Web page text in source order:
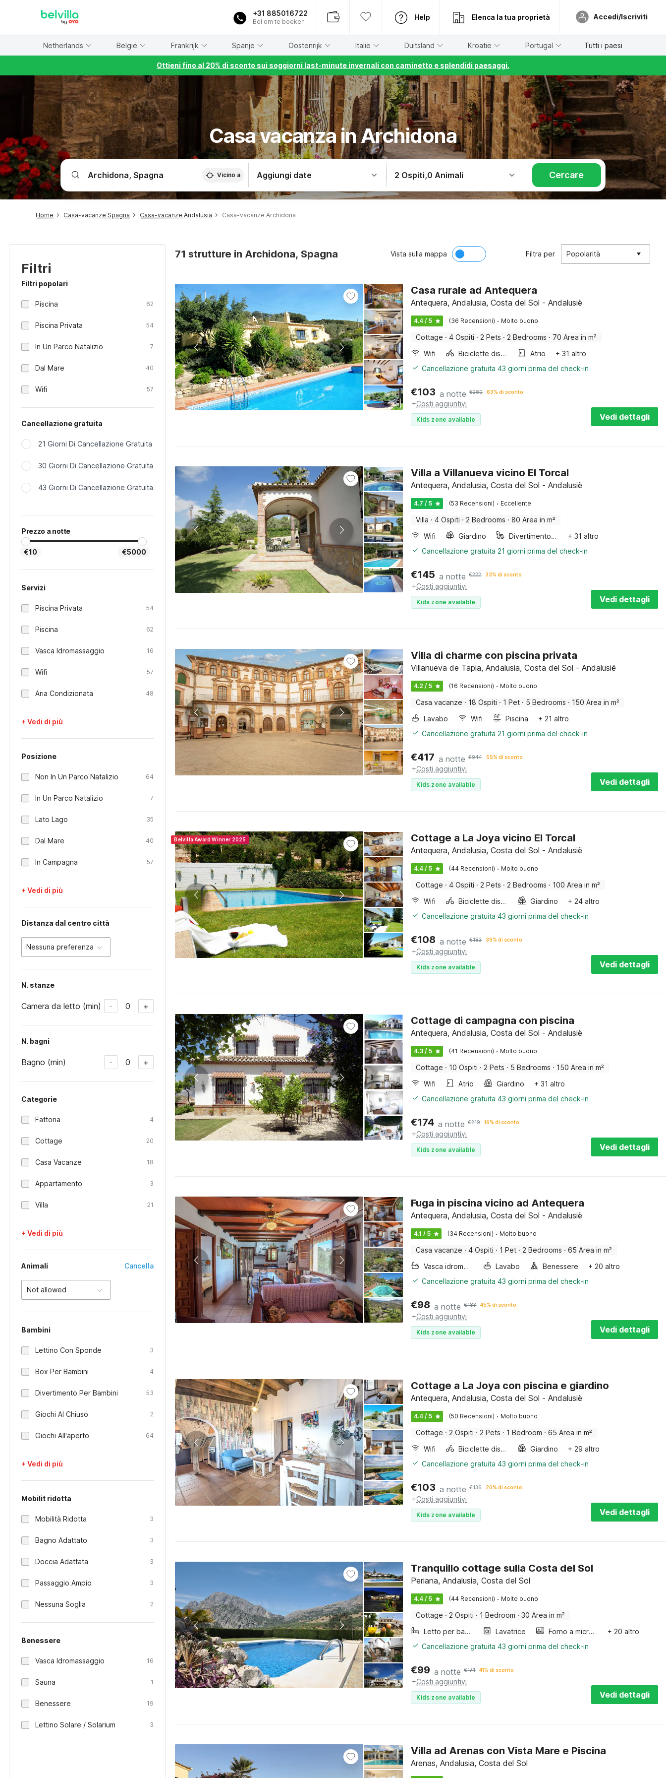
+31 885016722
Bel om te boeken
Help Elenca la tua proprietà Accedi/Iscriviti
Netherlands België Frankrijk Spanje Oostenrijk Italië Duitsland Kroatië Portugal Tutti i paesi
Ottieni fino al 20% di sconto sui soggiorni last-minute invernali con caminetto e splendidi paesaggi.
Casa vacanza in Archidona
Vicino a Aggiungi date 2 Ospiti,0 Animali Cercare
Home Casa-vacanze Spagna Casa-vacanze Andalusia Casa-vacanze Archidona
Filtri
Filtri popolari
Piscina 62
Piscina Privata 54
In Un Parco Natalizio 7
Dal Mare 40
Wifi 57
Cancellazione gratuita
21 Giorni Di Cancellazione Gratuita
30 Giorni Di Cancellazione Gratuita
43 Giorni Di Cancellazione Gratuita
Prezzo a notte
€10 €5000
Servizi
Piscina Privata 54
Piscina 62
Vasca Idromassaggio 16
Wifi 57
Aria Condizionata 48
+ Vedi di più
Posizione
Non In Un Parco Natalizio 64
In Un Parco Natalizio 7
Lato Lago 35
Dal Mare 40
In Campagna 57
+ Vedi di più
Distanza dal centro città
Nessuna preferenza
N. stanze
Camera da letto (min) - 0 +
N. bagni
Bagno (min) - 0 +
Categorie
Fattoria 4
Cottage 20
Casa Vacanze 18
Appartamento 3
Villa 21
+ Vedi di più
Animali Cancella
Not allowed
Bambini
Lettino Con Sponde 3
Box Per Bambini 4
Divertimento Per Bambini 53
Giochi Al Chiuso 2
Giochi All'aperto 64
+ Vedi di più
Mobilit ridotta
Mobilità Ridotta 3
Bagno Adattato 3
Doccia Adattata 3
Passaggio Ampio 3
Nessuna Soglia 2
Benessere
Vasca Idromassaggio 16
Sauna 1
Benessere 19
Lettino Solare / Solarium 3
71 strutture in Archidona, Spagna Vista sulla mappa Filtra per Popolarità
Casa rurale ad Antequera
Antequera, Andalusia, Costa del Sol - Andalusië
4.4 / 5 (36 Recensioni) · Molto buono
Cottage · 4 Ospiti · 2 Pets · 2 Bedrooms · 70 Area in m²
Wifi
Biciclette disponibili Atrio
+ 31 altro
Cancellazione gratuita 43 giorni prima del check-in
€103 a notte €280 63% di sconto
+Costi aggiuntivi
Kids zone available Vedi dettagli
Villa a Villanueva vicino El Torcal
Antequera, Andalusia, Costa del Sol - Andalusië
4.7 / 5 (53 Recensioni) · Eccellente
Villa · 4 Ospiti · 2 Bedrooms · 80 Area in m²
Wifi
Giardino Divertimento per bambini
+ 31 altro
Cancellazione gratuita 21 giorni prima del check-in
€145 a notte €222 33% di sconto
+Costi aggiuntivi
Kids zone available Vedi dettagli
Villa di charme con piscina privata
Villanueva de Tapia, Andalusia, Costa del Sol - Andalusië
4.2 / 5 (16 Recensioni) · Molto buono
Casa vacanze · 18 Ospiti · 1 Pet · 5 Bedrooms · 150 Area in m²
Lavabo
Wifi Piscina
+ 21 altro
Cancellazione gratuita 21 giorni prima del check-in
€417 a notte €944 55% di sconto
+Costi aggiuntivi
Kids zone available Vedi dettagli
Belvilla Award Winner 2025 Cottage a La Joya vicino El Torcal
Antequera, Andalusia, Costa del Sol - Andalusië
4.4 / 5 (44 Recensioni) · Molto buono
Cottage · 4 Ospiti · 2 Pets · 2 Bedrooms · 100 Area in m²
Wifi
Biciclette disponibili Giardino
+ 24 altro
Cancellazione gratuita 43 giorni prima del check-in
€108 a notte €183 39% di sconto
+Costi aggiuntivi
Kids zone available Vedi dettagli
Cottage di campagna con piscina
Antequera, Andalusia, Costa del Sol - Andalusië
4.3 / 5 (41 Recensioni) · Molto buono
Cottage · 10 Ospiti · 2 Pets · 5 Bedrooms · 150 Area in m²
Wifi
Atrio Giardino
+ 31 altro
Cancellazione gratuita 43 giorni prima del check-in
€174 a notte €219 16% di sconto
+Costi aggiuntivi
Kids zone available Vedi dettagli
Fuga in piscina vicino ad Antequera
Antequera, Andalusia, Costa del Sol - Andalusië
4.1 / 5 (34 Recensioni) · Molto buono
Casa vacanze · 4 Ospiti · 1 Pet · 2 Bedrooms · 65 Area in m²
Vasca idromassaggio
Lavabo Benessere
+ 20 altro
Cancellazione gratuita 43 giorni prima del check-in
€98 a notte €183 45% di sconto
+Costi aggiuntivi
Kids zone available Vedi dettagli
Cottage a La Joya con piscina e giardino
Antequera, Andalusia, Costa del Sol - Andalusië
4.4 / 5 (50 Recensioni) · Molto buono
Cottage · 2 Ospiti · 2 Pets · 1 Bedroom · 65 Area in m²
Wifi
Biciclette disponibili Giardino
+ 29 altro
Cancellazione gratuita 43 giorni prima del check-in
€103 a notte €136 20% di sconto
+Costi aggiuntivi
Kids zone available Vedi dettagli
Tranquillo cottage sulla Costa del Sol
Periana, Andalusia, Costa del Sol
4.4 / 5 (44 Recensioni) · Molto buono
Cottage · 2 Ospiti · 1 Bedroom · 30 Area in m²
Letto per bambini
Lavatrice Forno a microonde combinato
+ 20 altro
Cancellazione gratuita 43 giorni prima del check-in
€99 a notte €171 41% di sconto
+Costi aggiuntivi
Kids zone available Vedi dettagli
Villa ad Arenas con Vista Mare e Piscina
Arenas, Andalusia, Costa del Sol